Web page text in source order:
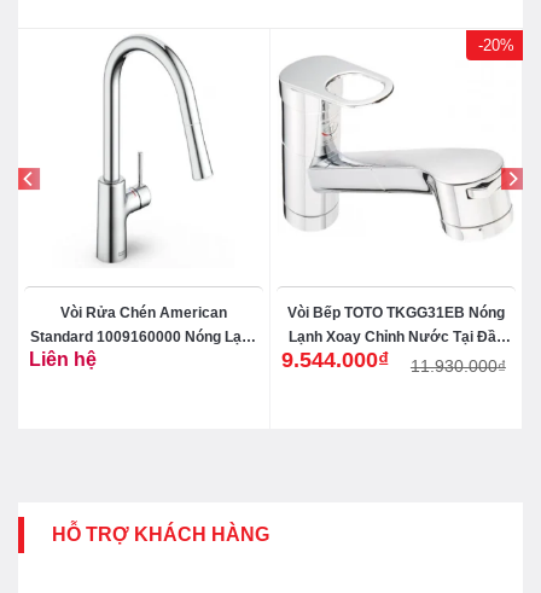
Vòi Rửa Chén American
Standard 1009160000 Nóng Lạnh
Rút Dây Agate
Liên hệ
-20%
Vòi Bếp TOTO TKGG31EB Nóng
Lạnh Xoay Chỉnh Nước Tại Đầu
Vòi
11.930.000₫
Giá
9.544.000₫
Giá
HỖ TRỢ KHÁCH HÀNG